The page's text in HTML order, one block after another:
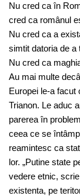
Nu cred ca în
cred ca românul
Nu cred ca a
simtit datoria de a
Nu cred ca
Au mai multe
Europei le-a facut
Trianon. Le aduc
parerea în
ceea ce se
reamintesc ca
lor. „Putine state
vedere etnic,
existenta, pe